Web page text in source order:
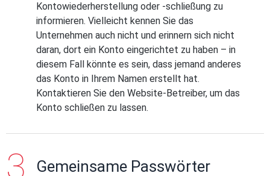
Kontowiederherstellung oder -schließung zu
informieren. Vielleicht kennen Sie das
Unternehmen auch nicht und erinnern sich nicht
daran, dort ein Konto eingerichtet zu haben – in
diesem Fall könnte es sein, dass jemand anderes
das Konto in Ihrem Namen erstellt hat.
Kontaktieren Sie den Website-Betreiber, um das
Konto schließen zu lassen.
Gemeinsame Passwörter